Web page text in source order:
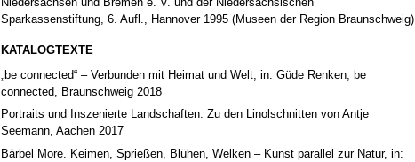
Sparkassenstiftung, 6. Aufl., Hannover 1995 (Museen der Region Braunschweig)
KATALOGTEXTE
„be connected“ – Verbunden mit Heimat und Welt, in: Güde Renken, be
connected, Braunschweig 2018
Portraits und I nszenierte Landschaften. Zu den Linolschnitten von Antje
Seemann, Aachen 2017
Bärbel More.
Keimen, Sprießen, Blühen, Welken – Kunst parallel zur Natur, in: